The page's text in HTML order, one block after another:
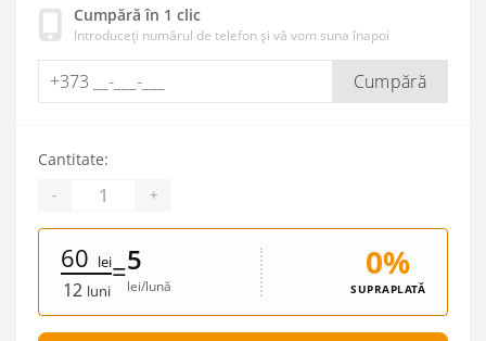
Cumpără în 1 clic
Introduceți numărul de telefon și vă vom suna înapoi
Cumpără
Cantitate:
- +
60 lei
12 luni
=5
lei/lună
0%
SUPRAPLATĂ